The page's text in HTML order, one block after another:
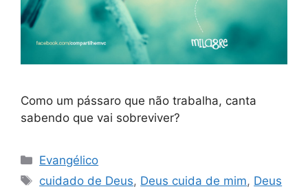
Como um pássaro que não trabalha, canta
sabendo que vai sobreviver?
Categorias
Evangélico
Tags
cuidado de Deus, Deus cuida de mim, Deus